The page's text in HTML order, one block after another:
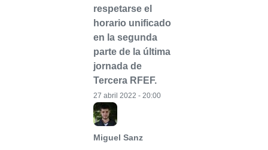
respetarse el
horario unificado
en la segunda
parte de la última
jornada de
Tercera RFEF.
Miguel Sanz
27 abril 2022 - 20:00